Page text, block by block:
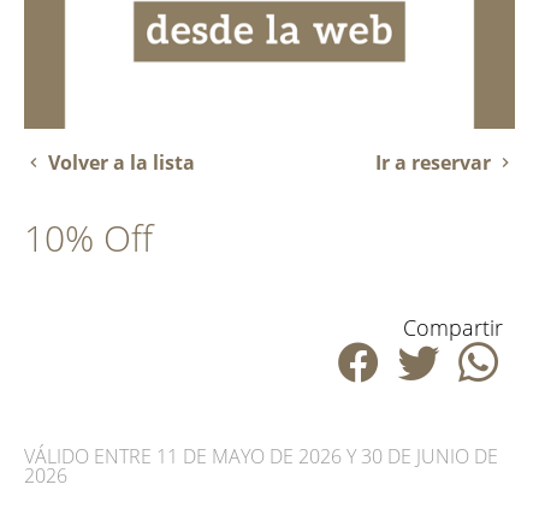
Volver a la lista Ir a reservar
10% Off
Compartir
VÁLIDO ENTRE 11 DE MAYO DE 2026 Y 30 DE JUNIO DE
2026